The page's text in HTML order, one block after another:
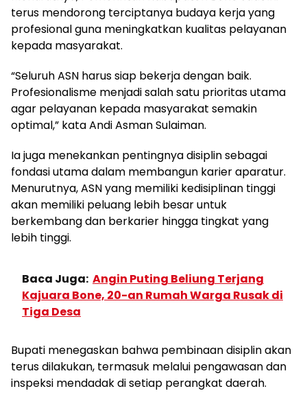
terus mendorong terciptanya budaya kerja yang
profesional guna meningkatkan kualitas pelayanan
kepada masyarakat.
“Seluruh ASN harus siap bekerja dengan baik.
Profesionalisme menjadi salah satu prioritas utama
agar pelayanan kepada masyarakat semakin
optimal,” kata Andi Asman Sulaiman.
Ia juga menekankan pentingnya disiplin sebagai
fondasi utama dalam membangun karier aparatur.
Menurutnya, ASN yang memiliki kedisiplinan tinggi
akan memiliki peluang lebih besar untuk
berkembang dan berkarier hingga tingkat yang
lebih tinggi.
Baca Juga: Angin Puting Beliung Terjang
Kajuara Bone, 20-an Rumah Warga Rusak di
Tiga Desa
Bupati menegaskan bahwa pembinaan disiplin akan
terus dilakukan, termasuk melalui pengawasan dan
inspeksi mendadak di setiap perangkat daerah.